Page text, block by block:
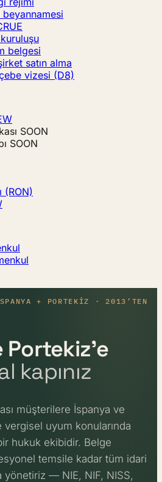
belgesi
satın alma
vizesi (D8)
SOON
SOON
(RON)
+ PORTEKIZ · 2013’TEN
kapınız
müşterilere İspanya ve
vergisel uyum konularında
hukuk ekibidir. Belge
temsile kadar tüm idari
yönetiriz — NIE, NIF, NISS,